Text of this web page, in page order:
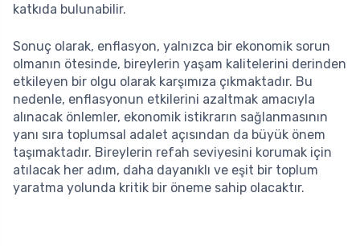
katkıda bulunabilir.
Sonuç olarak, enflasyon, yalnızca bir ekonomik sorun
olmanın ötesinde, bireylerin yaşam kalitelerini derinden
etkileyen bir olgu olarak karşımıza çıkmaktadır. Bu
nedenle, enflasyonun etkilerini azaltmak amacıyla
alınacak önlemler, ekonomik istikrarın sağlanmasının
yanı sıra toplumsal adalet açısından da büyük önem
taşımaktadır. Bireylerin refah seviyesini korumak için
atılacak her adım, daha dayanıklı ve eşit bir toplum
yaratma yolunda kritik bir öneme sahip olacaktır.